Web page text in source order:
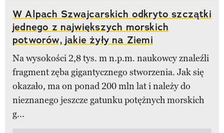
W Alpach Szwajcarskich odkryto szczątki
jednego z największych morskich
potworów, jakie żyły na Ziemi
Na wysokości 2,8 tys. m n.p.m. naukowcy znaleźli
fragment zęba gigantycznego stworzenia. Jak się
okazało, ma on ponad 200 mln lat i należy do
nieznanego jeszcze gatunku potężnych morskich
g...